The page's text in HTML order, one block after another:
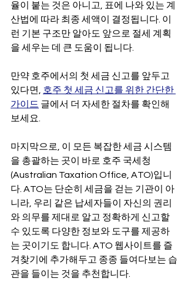
율이 붙는 것은 아니고, 표에 나와 있는 계
산법에 따라 최종 세액이 결정됩니다. 이
런 기본 구조만 알아도 앞으로 절세 계획
을 세우는 데 큰 도움이 됩니다.
만약 호주에서의 첫 세금 신고를 앞두고
있다면, 호주 첫 세금 신고를 위한 간단한
가이드 글에서 더 자세한 절차를 확인해
보세요.
마지막으로, 이 모든 복잡한 세금 시스템
을 총괄하는 곳이 바로 호주 국세청
(Australian Taxation Office, ATO)입니
다. ATO는 단순히 세금을 걷는 기관이 아
니라, 우리 같은 납세자들이 자신의 권리
와 의무를 제대로 알고 정확하게 신고할
수 있도록 다양한 정보와 도구를 제공하
는 곳이기도 합니다. ATO 웹사이트를 즐
겨찾기에 추가해두고 종종 들여다보는 습
관을 들이는 것을 추천합니다.